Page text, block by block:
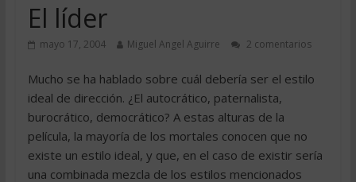
El líder
mayo 17, 2004 Miguel Angel Aguirre 2 comentarios
Mucho se ha hablado sobre cuál debería ser el estilo
ideal de dirección. ¿El autocrático, paternalista,
burocrático, democrático? A estas alturas de la
película, la mayoría de los mortales conocen que no
existe un estilo ideal, y que, en el caso de existir sería
una combinada mezcla de los estilos mencionados